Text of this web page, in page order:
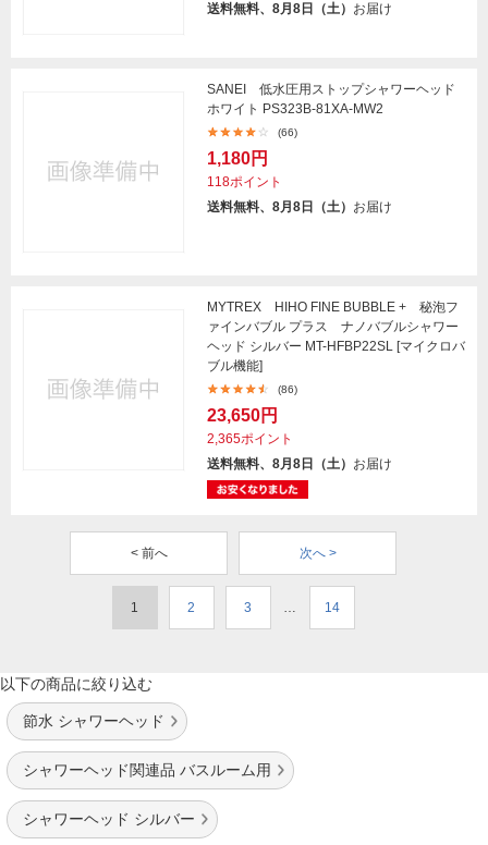
送料無料、8月8日（土） お届け
SANEI 低水圧用ストップシャワーヘッド
ホワイト PS323B-81XA-MW2
(66)
1,180円
118ポイント
送料無料、8月8日（土） お届け
MYTREX HIHO FINE BUBBLE + 秘泡フ
ァインバブル プラス ナノバブルシャワー
ヘッド シルバー MT-HFBP22SL [マイクロバ
ブル機能]
(86)
23,650円
2,365ポイント
送料無料、8月8日（土） お届け
< 前へ 次へ >
1 2 3 … 14
以下の商品に絞り込む
節水 シャワーヘッド
シャワーヘッド関連品 バスルーム用
シャワーヘッド シルバー